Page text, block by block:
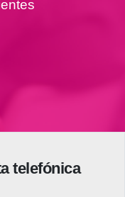
entes
telefónica